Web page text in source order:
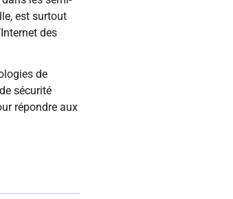
est surtout
des
de
sécurité
répondre aux